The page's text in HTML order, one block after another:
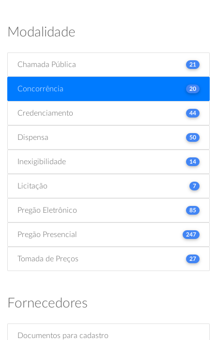
Modalidade
Chamada Pública 21
Concorrência 20
Credenciamento 44
Dispensa 50
Inexigibilidade 14
Licitação 7
Pregão Eletrônico 85
Pregão Presencial 247
Tomada de Preços 27
Fornecedores
Documentos para cadastro